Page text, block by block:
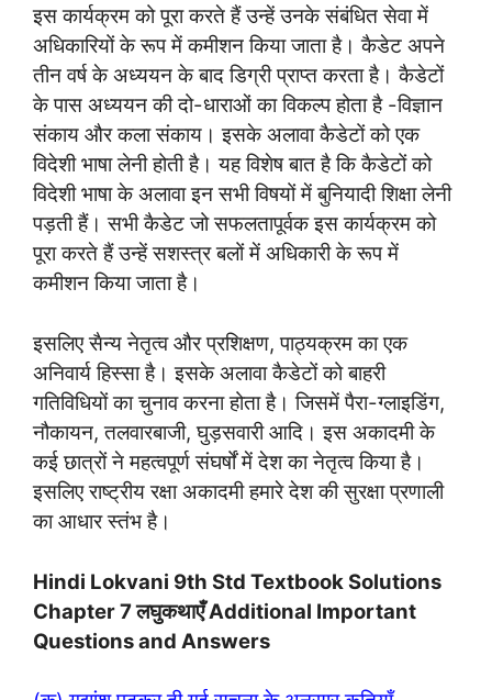
इस कार्यक्रम को पूरा करते हैं उन्हें उनके संबंधित सेवा में
अधिकारियों के रूप में कमीशन किया जाता है। कैडेट अपने
तीन वर्ष के अध्ययन के बाद डिग्री प्राप्त करता है। कैडेटों
के पास अध्ययन की दो-धाराओं का विकल्प होता है -विज्ञान
संकाय और कला संकाय। इसके अलावा कैडेटों को एक
विदेशी भाषा लेनी होती है। यह विशेष बात है कि कैडेटों को
विदेशी भाषा के अलावा इन सभी विषयों में बुनियादी शिक्षा लेनी
पड़ती हैं। सभी कैडेट जो सफलतापूर्वक इस कार्यक्रम को
पूरा करते हैं उन्हें सशस्त्र बलों में अधिकारी के रूप में
कमीशन किया जाता है।
इसलिए सैन्य नेतृत्व और प्रशिक्षण, पाठ्यक्रम का एक
अनिवार्य हिस्सा है। इसके अलावा कैडेटों को बाहरी
गतिविधियों का चुनाव करना होता है। जिसमें पैरा-ग्लाइडिंग,
नौकायन, तलवारबाजी, घुड़सवारी आदि। इस अकादमी के
कई छात्रों ने महत्वपूर्ण संघर्षों में देश का नेतृत्व किया है।
इसलिए राष्ट्रीय रक्षा अकादमी हमारे देश की सुरक्षा प्रणाली
का आधार स्तंभ है।
Hindi Lokvani 9th Std Textbook Solutions
Chapter 7 लघुकथाएँ Additional Important
Questions and Answers